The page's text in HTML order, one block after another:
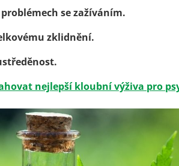
se zažíváním.
zklidnění.
nejlepší kloubní výživa pro